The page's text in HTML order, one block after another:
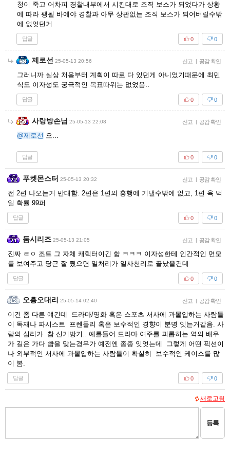
청이 죽고 어차피 경찰내부에서 시킨대로 조직 보스가 되었다가 상황
에 따라 팽될 바에야 경찰과 아무 상관없는 조직 보스가 되어버릴수밖
에 없엇던거
답글 0
0
제로선 25-05-13 20:56 신고 | 공감 확인
그러니까 실상 처음부터 계획이 따로 다 있던게 아니였기때문에 최민
식도 이자성도 궁극적인 목표따위는 없었음..
답글 0
0
사랑방손님 25-05-13 22:08 신고 | 공감 확인
@제로선 오...
답글 0
0
푸켓몬스터 25-05-13 20:32 신고 | 공감 확인
전 2편 나오는거 반대함. 2편은 1편의 흥행에 기댈수밖에 없고, 1편 욕 먹
일 확률 99퍼
답글 0
0
둠시리즈 25-05-13 21:05 신고 | 공감 확인
진짜 ㄹㅇ 조트 그 자체 캐릭터이긴 함 ㅋㅋㅋ 이자성한테 인간적인 면모
를 보여주고 당근 잘 줬으면 일처리가 일사천리로 끝났을건데
답글 0
0
오흥오대리 25-05-14 02:40 신고 | 공감 확인
이건 좀 다른 얘긴데 드라마/영화 혹은 스포츠 서사에 과몰입하는 사람들
이 독재나 파시스트 프렌들리 혹은 보수적인 경향이 분명 잇는거같음. 사
람의 심리가 참 신기방기.. 예를들어 드라마 여주를 괴롭히는 역의 배우
가 길은 가다 뺨을 맞는경우가 예전엔 종종 잇엇는데 그렇게 어떤 픽션이
나 외부적인 서사에 과몰입하는 사람들이 확실히 보수적인 케이스를 많
이 봄.
답글 0
0
새로고침
등록